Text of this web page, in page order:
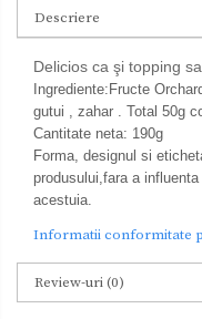
Descriere
Delicios ca şi topping
Ingrediente:Fructe
gutui , zahar . Total 50g
Cantitate neta: 190g
Forma, designul si
produsului,fara a
acestuia.
Informatii conformitate
Review-uri(0)